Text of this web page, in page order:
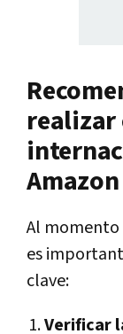
realizar
Al momento
es
clave:
Verificar